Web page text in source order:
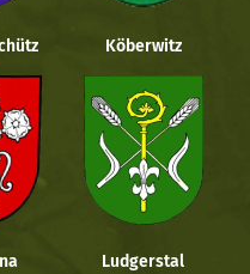
Köberwitz
Ludgerstal